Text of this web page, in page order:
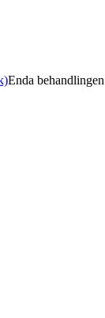
Enda behandlingen